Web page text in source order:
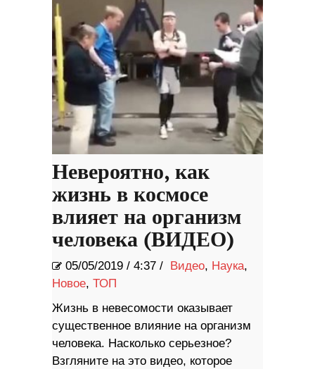
Невероятно, как
жизнь в космосе
влияет на организм
человека (ВИДЕО)
05/05/2019 / 4:37 / Видео, Наука,
Новое, ТОП
Жизнь в невесомости оказывает
существенное влияние на организм
человека. Насколько серьезное?
Взгляните на это видео, которое